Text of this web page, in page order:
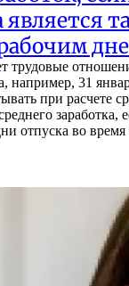
является
трудовые
например, 31
при расчете
заработка,
отпуска во время